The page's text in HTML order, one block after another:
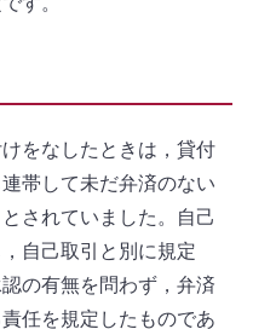
をなしたときは，貸付
帯して未だ弁済のない
されていました。自己
自己取引と別に規定
の有無を問わず，弁済
任を規定したものであ